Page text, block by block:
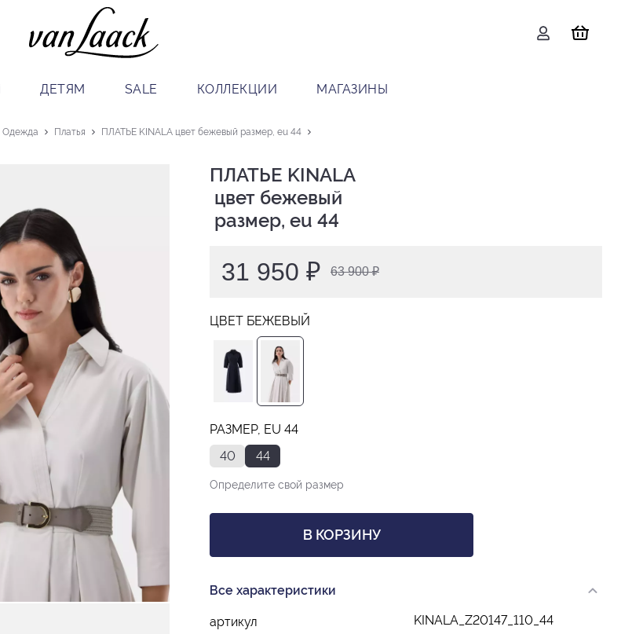
ДЕТЯМ SALE КОЛЛЕКЦИИ МАГАЗИНЫ
Одежда Платья ПЛАТЬЕ KINALA цвет бежевый размер, eu 44
ПЛАТЬЕ KINALA
размер, eu 44
31 950 ₽ 63 900 ₽
ЦВЕТ БЕЖЕВЫЙ
РАЗМЕР, EU 44
40
44
Определите свой размер
В КОРЗИНУ
Все характеристики
артикул
KINALA_Z20147_110_44